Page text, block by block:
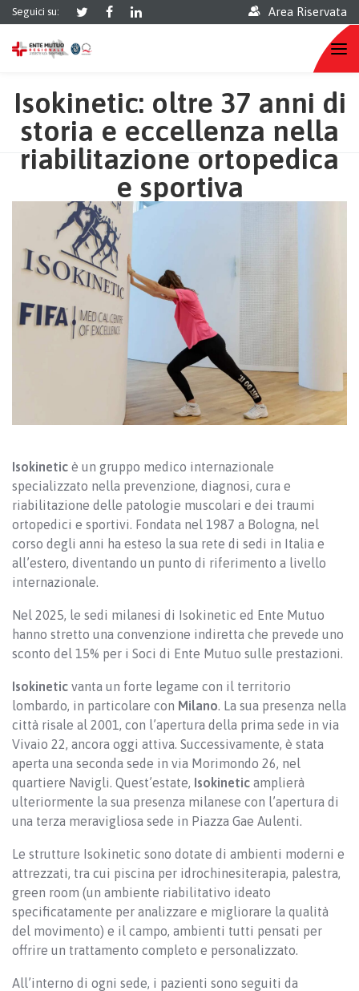
Seguici su: Area Riservata
Isokinetic: oltre 37 anni di
storia e eccellenza nella
riabilitazione ortopedica
e sportiva
Isokinetic è un gruppo medico internazionale
specializzato nella prevenzione, diagnosi, cura e
riabilitazione delle patologie muscolari e dei traumi
ortopedici e sportivi. Fondata nel 1987 a Bologna, nel
corso degli anni ha esteso la sua rete di sedi in Italia e
all’estero, diventando un punto di riferimento a livello
internazionale.
Nel 2025, le sedi milanesi di Isokinetic ed Ente Mutuo
hanno stretto una convenzione indiretta che prevede uno
sconto del 15% per i Soci di Ente Mutuo sulle prestazioni.
Isokinetic vanta un forte legame con il territorio
lombardo, in particolare con Milano. La sua presenza nella
città risale al 2001, con l’apertura della prima sede in via
Vivaio 22, ancora oggi attiva. Successivamente, è stata
aperta una seconda sede in via Morimondo 26, nel
quartiere Navigli. Quest’estate, Isokinetic amplierà
ulteriormente la sua presenza milanese con l’apertura di
una terza meravigliosa sede in Piazza Gae Aulenti.
Le strutture Isokinetic sono dotate di ambienti moderni e
attrezzati, tra cui piscina per idrochinesiterapia, palestra,
green room (un ambiente riabilitativo ideato
specificatamente per analizzare e migliorare la qualità
del movimento) e il campo, ambienti tutti pensati per
offrire un trattamento completo e personalizzato.
All’interno di ogni sede, i pazienti sono seguiti da